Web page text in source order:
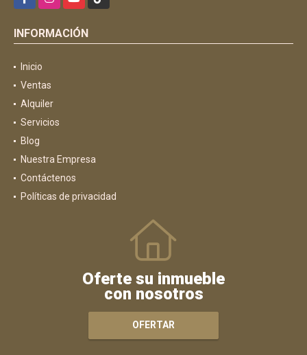
INFORMACIÓN
Inicio
Ventas
Alquiler
Servicios
Blog
Nuestra Empresa
Contáctenos
Políticas de privacidad
Oferte su inmueble
con nosotros
OFERTAR